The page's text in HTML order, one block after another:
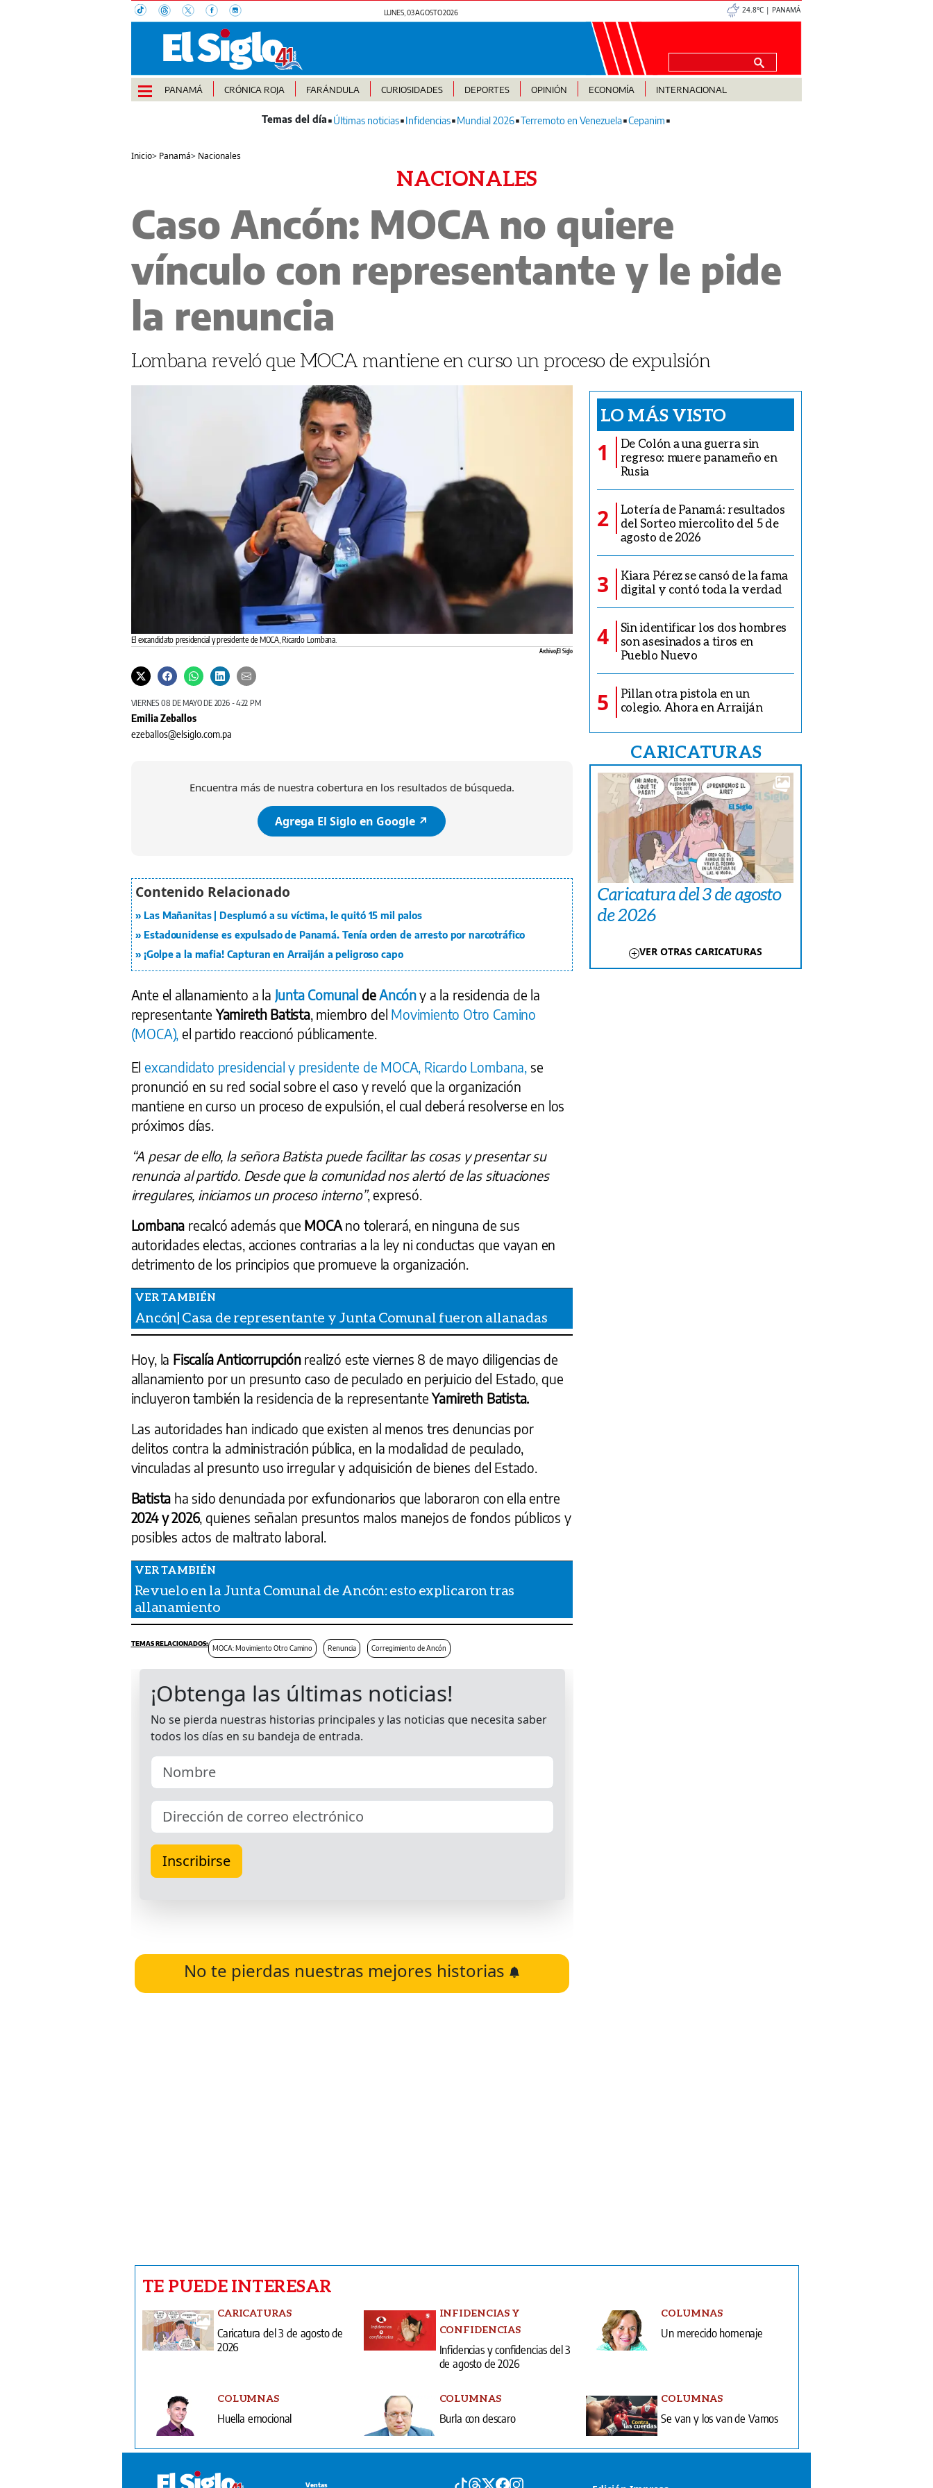
LUNES, 03 AGOSTO 2026 24.8°C | PANAMÁ
PANAMÁ CRÓNICA ROJA FARÁNDULA CURIOSIDADES DEPORTES OPINIÓN ECONOMÍA INTERNACIONAL
Últimas noticias Infidencias Mundial 2026 Terremoto en Venezuela Cepanim
Inicio> Panamá> Nacionales
NACIONALES
Caso Ancón: MOCA no quiere
vínculo con representante y le pide
la renuncia
Lombana reveló que MOCA mantiene en curso un proceso de expulsión
El excandidato presidencial y presidente de MOCA, Ricardo Lombana.
Archivo/El Siglo
VIERNES 08 DE MAYO DE 2026 - 4:22 PM
Emilia Zeballos
ezeballos@elsiglo.com.pa
Encuentra más de nuestra cobertura en los resultados de búsqueda.
Agrega El Siglo en Google ↗️
Las Mañanitas | Desplumó a su víctima, le quitó 15 mil palos
Estadounidense es expulsado de Panamá. Tenía orden de arresto por narcotráfico
¡Golpe a la mafia! Capturan en Arraiján a peligroso capo
Ante el allanamiento a la Junta Comunal de Ancóny a la residencia de la
representanteYamireth Batista, miembro del Movimiento Otro Camino
(MOCA), el partido reaccionó públicamente.
El excandidato presidencial y presidente de MOCA, Ricardo Lombana, se
pronunció en su red social sobre el caso y reveló que la organización
mantiene en curso un proceso de expulsión, el cual deberá resolverse en los
próximos días.
“A pesar de ello, la señora Batista puede facilitar las cosas y presentar su
renuncia al partido. Desde que la comunidad nos alertó de las situaciones
irregulares, iniciamos un proceso interno”, expresó.
Lombana recalcó además que MOCAno tolerará, en ninguna de sus
autoridades electas, acciones contrarias a la ley ni conductas que vayan en
detrimento de los principios que promueve la organización.
Ancón| Casa de representante y Junta Comunal fueron allanadas
Hoy, la Fiscalía Anticorrupciónrealizó este viernes 8 de mayo diligencias de
allanamiento por un presunto caso de peculado en perjuicio del Estado, que
incluyeron también la residencia de la representanteYamireth Batista.
Las autoridades han indicado que existen al menos tres denuncias por
delitos contra la administración pública, en la modalidad de peculado,
vinculadas al presunto uso irregular y adquisición de bienes del Estado.
Batista ha sido denunciada por exfuncionarios que laboraron con ella entre
2024 y 2026, quienes señalan presuntos malos manejos de fondos públicos y
posibles actos de maltrato laboral.
Revuelo en la Junta Comunal de Ancón: esto explicaron tras
allanamiento
MOCA: Movimiento Otro Camino Renuncia Corregimiento de Ancón
No te pierdas nuestras mejores historias
LO MÁS VISTO
1
De Colón a una guerra sin
regreso: muere panameño en
Rusia
2
Lotería de Panamá: resultados
del Sorteo miercolito del 5 de
agosto de 2026
3
Kiara Pérez se cansó de la fama
digital y contó toda la verdad
4
Sin identificar los dos hombres
son asesinados a tiros en
Pueblo Nuevo
5
Pillan otra pistola en un
colegio. Ahora en Arraiján
CARICATURAS
Caricatura del 3 de agosto
de 2026
VER OTRAS CARICATURAS
TE PUEDE INTERESAR
CARICATURAS
Caricatura del 3 de agosto de
2026
INFIDENCIAS Y
CONFIDENCIAS
Infidencias y confidencias del 3
de agosto de 2026
COLUMNAS
Un merecido homenaje
COLUMNAS
Huella emocional
COLUMNAS
Burla con descaro
COLUMNAS
Se van y los van de Vamos
Ventas